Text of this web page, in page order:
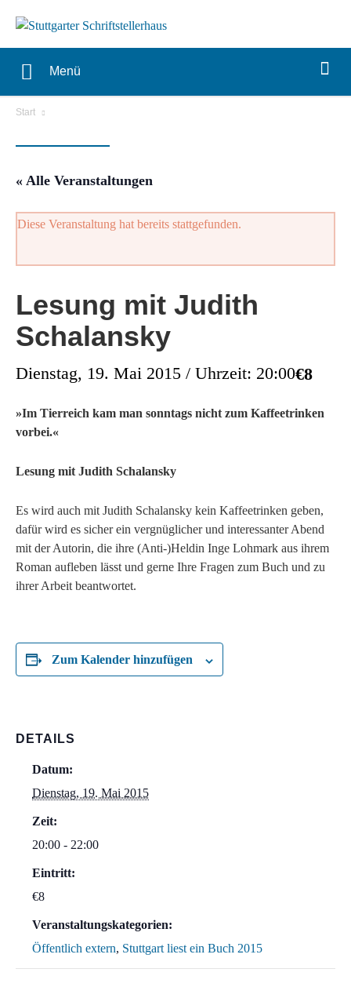
Menü
Start
« Alle Veranstaltungen
Diese Veranstaltung hat bereits stattgefunden.
Lesung mit Judith
Schalansky
Dienstag, 19. Mai 2015 / Uhrzeit: 20:00€8
»Im Tierreich kam man sonntags nicht zum Kaffeetrinken
vorbei.«
Lesung mit Judith Schalansky
Es wird auch mit Judith Schalansky kein Kaffeetrinken geben,
dafür wird es sicher ein vergnüglicher und interessanter Abend
mit der Autorin, die ihre (Anti-)Heldin Inge Lohmark aus ihrem
Roman aufleben lässt und gerne Ihre Fragen zum Buch und zu
ihrer Arbeit beantwortet.
Zum Kalender hinzufügen
DETAILS
Datum:
Dienstag, 19. Mai 2015
Zeit:
20:00 - 22:00
Eintritt:
€8
Veranstaltungskategorien:
Öffentlich extern, Stuttgart liest ein Buch 2015